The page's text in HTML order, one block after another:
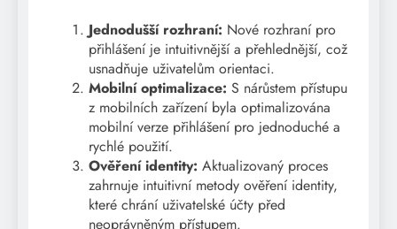
Jednodušší rozhraní: Nové rozhraní pro
přihlášení je intuitivnější a přehlednější, což
usnadňuje uživatelům orientaci.
Mobilní optimalizace: S nárůstem přístupu
z mobilních zařízení byla optimalizována
mobilní verze přihlášení pro jednoduché a
rychlé použití.
Ověření identity: Aktualizovaný proces
zahrnuje intuitivní metody ověření identity,
které chrání uživatelské účty před
neoprávněným přístupem.